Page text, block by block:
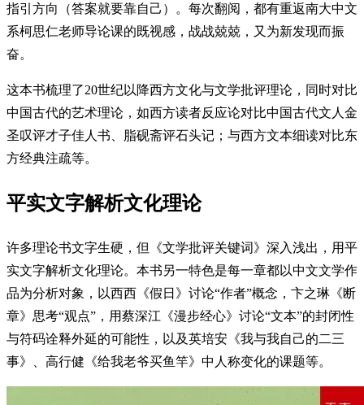
指引方向（答案就要靠自己）。每次翻阅，都有重返南大中文
系柯思仁老师导论课的既视感，战战兢兢，又为新发现而振
奋。
这本书梳理了20世纪以降西方文化与文学批评理论，同时对比
中国古代的艺术理论，如西方读者反应论对比中国古代文人金
圣叹评才子佳人书、脂砚斋评石头记；与西方文本细读对比东
方经典注疏等。
平实文字解析文化理论
许多理论书文字生硬，但《文学批评关键词》深入浅出，用平
实文字解析文化理论。本书另一特色是每一章都以中文文学作
品为分析对象，以西西《假日》讨论“作者”概念，卞之琳《断
章》思考“观点”，用蔡深江《漫步经心》讨论“文本”的封闭性
与符码诠释外延的可能性，以及英培安《我与我自己的二三
事》、高行健《给我老爷买鱼竿》中人称变化的课题等。